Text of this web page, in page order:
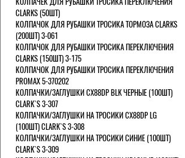
CLARKS (50ШТ)
КОЛПАЧОК ДЛЯ РУБАШКИ ТРОСИКА ТОРМОЗА CLARKS
(200ШТ) 3-061
КОЛПАЧОК ДЛЯ РУБАШКИ ТРОСИКА ПЕРЕКЛЮЧЕНИЯ
CLARKS (150ШТ) 3-175
КОЛПАЧОК ДЛЯ РУБАШКИ ТРОСИКА ПЕРЕКЛЮЧЕНИЯ
PROMAX 5-370202
КОЛПАЧКИ/3АГЛУШКИ CX88DP BLK ЧЕРНЫЕ (100ШТ)
CLARK`S 3-307
КОЛПАЧКИ/3АГЛУШКИ НА ТРОСИКИ CX88DP LG
(100ШТ) CLARK`S 3-308
КОЛПАЧКИ/3АГЛУШКИ НА ТРОСИКИ СИНИЕ (100ШТ)
CLARK`S 3-309